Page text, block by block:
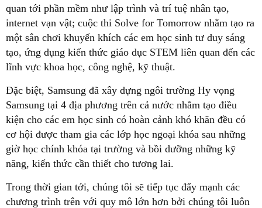
quan tới phần mềm như lập trình và trí tuệ nhân tạo,
internet vạn vật; cuộc thi Solve for Tomorrow nhằm tạo ra
một sân chơi khuyến khích các em học sinh tư duy sáng
tạo, ứng dụng kiến thức giáo dục STEM liên quan đến các
lĩnh vực khoa học, công nghệ, kỹ thuật.
Đặc biệt, Samsung đã xây dựng ngôi trường Hy vọng
Samsung tại 4 địa phương trên cả nước nhằm tạo điều
kiện cho các em học sinh có hoàn cảnh khó khăn đều có
cơ hội được tham gia các lớp học ngoại khóa sau những
giờ học chính khóa tại trường và bồi dưỡng những kỹ
năng, kiến thức cần thiết cho tương lai.
Trong thời gian tới, chúng tôi sẽ tiếp tục đẩy mạnh các
chương trình trên với quy mô lớn hơn bởi chúng tôi luôn